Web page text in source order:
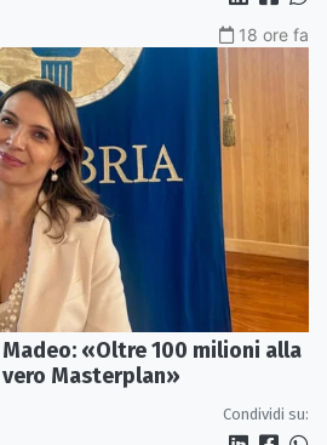
18 ore fa
«Oltre 100 milioni alla
Masterplan»
Condividi su: